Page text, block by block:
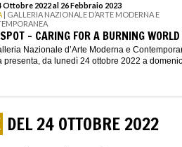
Ottobre 2022 al 26 Febbraio 2023
| GALLERIA NAZIONALE D’ARTE MODERNA E
– CARING FOR A BURNING WORLD
Nazionale d’Arte Moderna e
presenta, da lunedì 24 ottobre 2022 a
DEL 24 OTTOBRE 2022